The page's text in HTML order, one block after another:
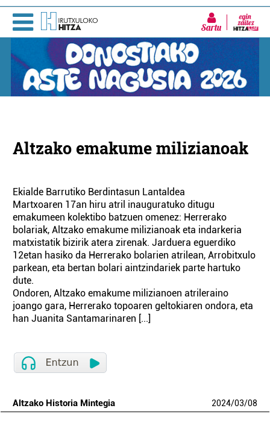
Sartu
Altzako emakume milizianoak
Ekialde Barrutiko Berdintasun Lantaldea
Martxoaren 17an hiru atril inauguratuko ditugu
emakumeen kolektibo batzuen omenez: Herrerako
bolariak, Altzako emakume milizianoak eta indarkeria
matxistatik bizirik atera zirenak. Jarduera eguerdiko
12etan hasiko da Herrerako bolarien atrilean, Arrobitxulo
parkean, eta bertan bolari aintzindariek parte hartuko
dute.
Ondoren, Altzako emakume milizianoen atrileraino
joango gara, Herrerako topoaren geltokiaren ondora, eta
han Juanita Santamarinaren [...]
Altzako Historia Mintegia 2024/03/08